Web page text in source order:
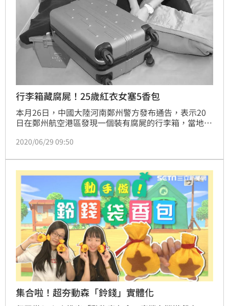
行李箱藏腐屍！25歲紅衣女塞5香包
本月26日，中國大陸河南鄭州警方發布通告，表示20
日在鄭州航空港區發現一個裝有腐屍的行李箱，當地警
提供線索，將會獎勵人民幣5萬元（約台幣20萬元）。
2020/06/29 09:50
集合啦！超夯動森「鈴錢」實體化